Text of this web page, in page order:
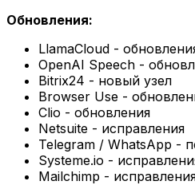
Обновления:
LlamaCloud -
OpenAI Speech -
Bitrix24 - новый узел
Browser Use -
Clio - обновления
Netsuite - исправления
Telegram / WhatsApp -
Systeme.io -
Mailchimp -